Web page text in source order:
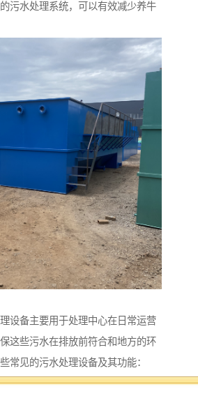
污水处理系统，可以有效减少养牛
设备主要用于处理中心在日常运营
这些污水在排放前符合和地方的环
常见的污水处理设备及其功能：
包括格栅、沉砂池等，用于去除污